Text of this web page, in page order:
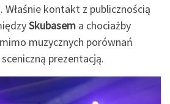
kontakt z publicznością
Skubasem a chociażby
muzycznych porównań
prezentacją.